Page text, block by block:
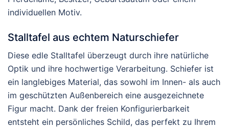
individuellen Motiv.
Stalltafel aus echtem Naturschiefer
Diese edle Stalltafel überzeugt durch ihre natürliche
Optik und ihre hochwertige Verarbeitung. Schiefer ist
ein langlebiges Material, das sowohl im Innen- als auch
im geschützten Außenbereich eine ausgezeichnete
Figur macht. Dank der freien Konfigurierbarkeit
entsteht ein persönliches Schild, das perfekt zu Ihrem